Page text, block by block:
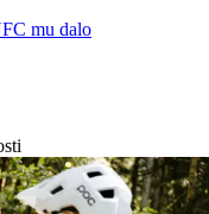
mu dalo